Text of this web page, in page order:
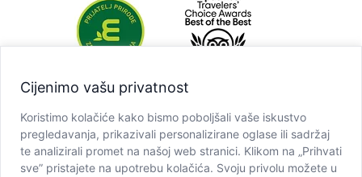
Cijenimo vašu privatnost
Koristimo kolačiće kako bismo poboljšali vaše iskustvo
pregledavanja, prikazivali personalizirane oglase ili sadržaj
te analizirali promet na našoj web stranici. Klikom na „Prihvati
sve” pristajete na upotrebu kolačića. Svoju privolu možete u